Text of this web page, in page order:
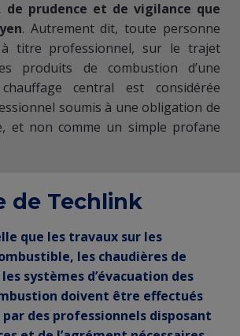
de prudence et de vigilance que
. Autrement dit, toute personne
titre professionnel, sur le trajet
produits de combustion d’une
central est considérée
soumis à une obligation de
et non comme un simple profane
de Techlink
que les travaux sur les
les chaudières de
systèmes d’évacuation des
doivent être effectués
des professionnels disposant